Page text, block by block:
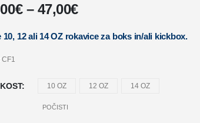
€ – 47,00€
10, 12 ali 14 OZ rokavice za boks in/ali kickbox.
CF1
10 OZ 12 OZ 14 OZ
POČISTI